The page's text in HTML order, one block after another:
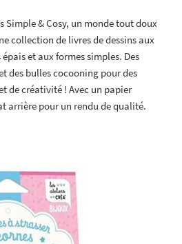
Simple & Cosy, un monde tout doux
collection de livres de dessins aux
et aux formes simples. Des
des bulles cocooning pour des
de créativité ! Avec un papier
arrière pour un rendu de qualité.